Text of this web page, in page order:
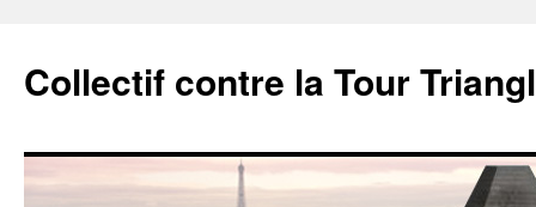
Collectif contre la Tour